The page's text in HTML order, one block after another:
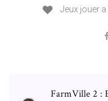
Jeux jouer
FarmVille 2 :